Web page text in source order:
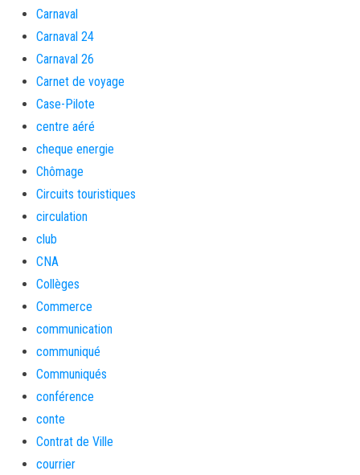
Carnaval
Carnaval 24
Carnaval 26
Carnet de voyage
Case-Pilote
centre aéré
cheque energie
Chômage
Circuits touristiques
circulation
club
CNA
Collèges
Commerce
communication
communiqué
Communiqués
conférence
conte
Contrat de Ville
courrier